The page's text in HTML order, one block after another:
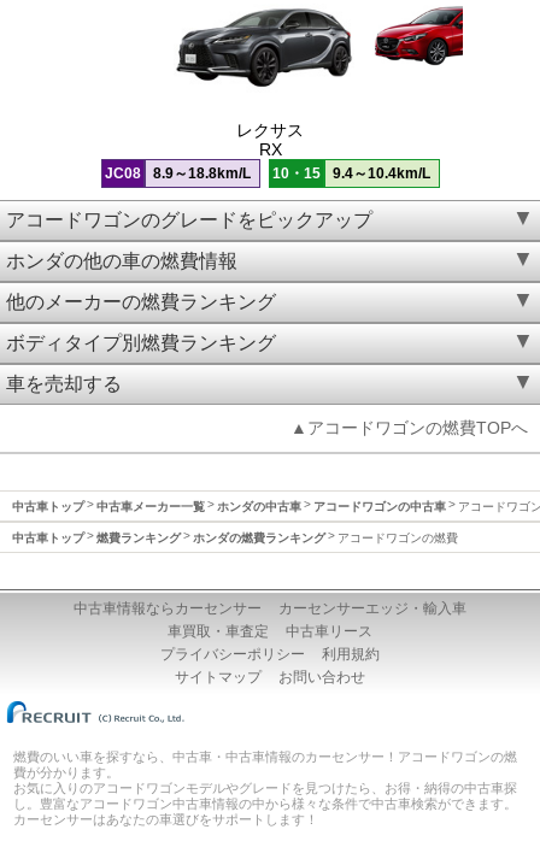
レクサス
RX
JC08 8.9～18.8km/L 10・15 9.4～10.4km/L
アコードワゴンのグレードをピックアップ
ホンダの他の車の燃費情報
他のメーカーの燃費ランキング
ボディタイプ別燃費ランキング
車を売却する
▲アコードワゴンの燃費TOPへ
中古車トップ 中古車メーカー一覧 ホンダの中古車 アコードワゴンの中古車 アコードワゴ
中古車トップ 燃費ランキング ホンダの燃費ランキング アコードワゴンの燃費
中古車情報ならカーセンサー
カーセンサーエッジ・輸入車
車買取・車査定
中古車リース
プライバシーポリシー
利用規約
サイトマップ
お問い合わせ
燃費のいい車を探すなら、中古車・中古車情報のカーセンサー！アコードワゴンの燃
費が分かります。
お気に入りのアコードワゴンモデルやグレードを見つけたら、お得・納得の中古車探
し。豊富なアコードワゴン中古車情報の中から様々な条件で中古車検索ができます。
カーセンサーはあなたの車選びをサポートします！